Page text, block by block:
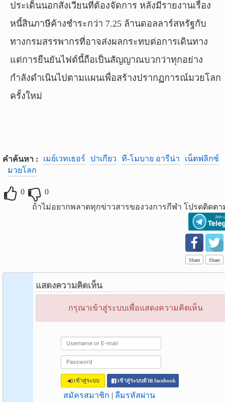
ประเด็นนอกสังเวียนที่ต้องจัดการ หลังมีรายงานเรื่อง
หนี้สินภาษีค้างชำระกว่า 7.25 ล้านดอลลาร์สหรัฐกับ
ทางกรมสรรพากรที่อาจส่งผลกระทบต่อการเดินทาง
แต่การยืนยันไฟต์นี้ถือเป็นสัญญาณบวกว่าทุกอย่าง
กำลังดำเนินไปตามแผนเพื่อสร้างปรากฏการณ์มวยโลก
ครั้งใหม่
คำค้นหา : เมย์เวทเธอร์ ปาเกียว ที-โมบาย อารีน่า
เน็ตฟลิกซ์
มวยโลก
0
0
ถ้าไม่อยากพลาดทุกข่าวสารของวงการกีฬา โปรดติดตา
Share Share
แสดงความคิดเห็น
กรุณาเข้าสู่ระบบเพื่อแสดงความคิดเห็น
เข้าสู่ระบบ เข้าสู่ระบบด้วย facebook
สมัครสมาชิก | ลืมรหัสผ่าน